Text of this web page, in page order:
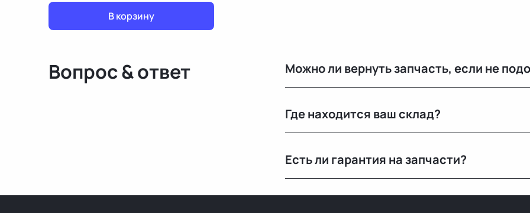
В корзину
Вопрос & ответ Можно ли вернуть запчасть, если не
Где находится ваш склад?
РФ.
Есть ли гарантия на запчасти?